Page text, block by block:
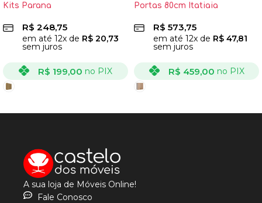
Kits Parana
R$ 248,75
em até 12x de R$ 20,73
sem juros
R$ 199,00 no PIX
Portas 80cm Itatiaia
R$ 573,75
em até 12x de R$ 47,81
sem juros
R$ 459,00 no PIX
A sua loja de Móveis Online!
Fale Conosco